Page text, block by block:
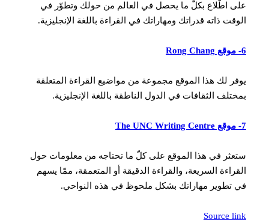
على اطّلاع بكلّ ما يحصل في العالم من حولك وتطوّر في
الوقت ذاته قدراتك ومهاراتك في القراءة باللغة الإنجليزية.
6- موقع Rong Chang
يوفر لك هذا الموقع مجموعة من مواضيع القراءة المتعلقة
بمختلف الثقافات في الدول الناطقة باللغة الإنجليزية.
7- موقع The UNC Writing Centre
ستعثر في هذا الموقع على كلّ ما تحتاجه من معلومات حول
القراءة السريعة، والقراءة الدقيقة أو المتعمقة، ممّا يسهم
في تطوير مهاراتك بشكل ملحوظ في هذه النواحي.
Source link